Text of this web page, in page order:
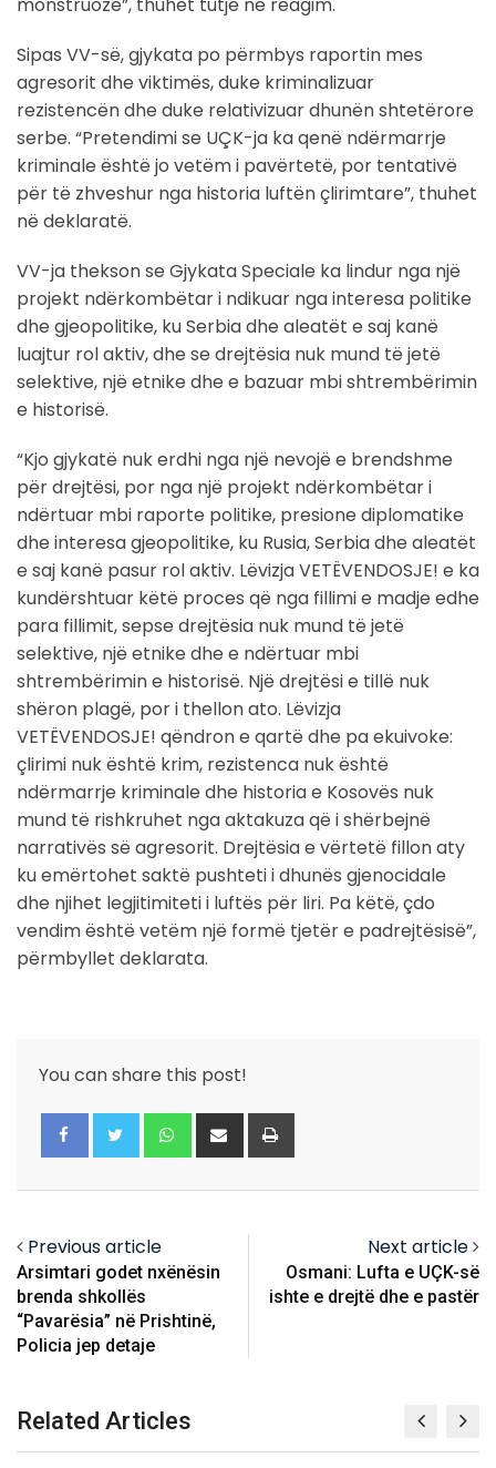
monstruoze”, thuhet tutje në reagim.
Sipas VV-së, gjykata po përmbys raportin mes
agresorit dhe viktimës, duke kriminalizuar
rezistencën dhe duke relativizuar dhunën shtetërore
serbe. “Pretendimi se UÇK-ja ka qenë ndërmarrje
kriminale është jo vetëm i pavërtetë, por tentativë
për të zhveshur nga historia luftën çlirimtare”, thuhet
në deklaratë.
VV-ja thekson se Gjykata Speciale ka lindur nga një
projekt ndërkombëtar i ndikuar nga interesa politike
dhe gjeopolitike, ku Serbia dhe aleatët e saj kanë
luajtur rol aktiv, dhe se drejtësia nuk mund të jetë
selektive, një etnike dhe e bazuar mbi shtrembërimin
e historisë.
“Kjo gjykatë nuk erdhi nga një nevojë e brendshme
për drejtësi, por nga një projekt ndërkombëtar i
ndërtuar mbi raporte politike, presione diplomatike
dhe interesa gjeopolitike, ku Rusia, Serbia dhe aleatët
e saj kanë pasur rol aktiv. Lëvizja VETËVENDOSJE! e ka
kundërshtuar këtë proces që nga fillimi e madje edhe
para fillimit, sepse drejtësia nuk mund të jetë
selektive, një etnike dhe e ndërtuar mbi
shtrembërimin e historisë. Një drejtësi e tillë nuk
shëron plagë, por i thellon ato. Lëvizja
VETËVENDOSJE! qëndron e qartë dhe pa ekuivoke:
çlirimi nuk është krim, rezistenca nuk është
ndërmarrje kriminale dhe historia e Kosovës nuk
mund të rishkruhet nga aktakuza që i shërbejnë
narrativës së agresorit. Drejtësia e vërtetë fillon aty
ku emërtohet saktë pushteti i dhunës gjenocidale
dhe njihet legjitimiteti i luftës për liri. Pa këtë, çdo
vendim është vetëm një formë tjetër e padrejtësisë”,
përmbyllet deklarata.
You can share this post!
Whatsapp
Share
via
Previous article
Arsimtari godet nxënësin
brenda shkollës
“Pavarësia” në Prishtinë,
Policia jep detaje
Next article
Osmani: Lufta e UÇK-së
ishte e drejtë dhe e pastër
Related Articles